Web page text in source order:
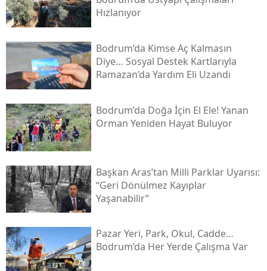
Hızlanıyor
Bodrum’da Kimse Aç Kalmasın
Diye… Sosyal Destek Kartlarıyla
Ramazan’da Yardım Eli Uzandı
Bodrum’da Doğa İçin El Ele! Yanan
Orman Yeniden Hayat Buluyor
Başkan Aras’tan Milli Parklar Uyarısı:
“geri Dönülmez Kayıplar
Yaşanabilir”
Pazar Yeri, Park, Okul, Cadde…
Bodrum’da Her Yerde Çalışma Var